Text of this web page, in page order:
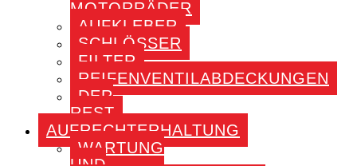
MOTORRÄDER
AUFKLEBER
SCHLÖSSER
FILTER
REIFENVENTILABDECKUNGEN
DER
REST
AUFRECHTERHALTUNG
WARTUNG